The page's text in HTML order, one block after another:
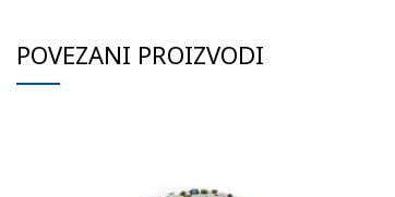
POVEZANI PROIZVODI